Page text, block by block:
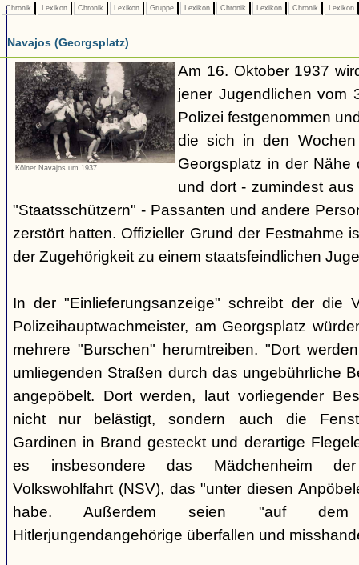
Chronik Lexikon Chronik Lexikon Gruppe Lexikon Chronik Lexikon Chronik Lexikon
Navajos (Georgsplatz)
Kölner Navajos um 1937
Am 16. Oktober 1937
jener Jugendlichen vom
Polizei festgenommen
die sich in den
Georgsplatz in der Nähe
und dort - zumindest
"Staatsschützern" - Passanten und andere
zerstört hatten. Offizieller Grund der Festnahme
der Zugehörigkeit zu einem staatsfeindlichen
In der "Einlieferungsanzeige" schreibt der die
Polizeihauptwachmeister, am Georgsplatz
mehrere "Burschen" herumtreiben. "Dort
umliegenden Straßen durch das ungebührliche
angepöbelt. Dort werden, laut vorliegender
nicht nur belästigt, sondern auch die
Gardinen in Brand gesteckt und derartige
es insbesondere das Mädchenheim der
Volkswohlfahrt (NSV), das "unter diesen
habe. Außerdem seien "auf dem
Hitlerjungendangehörige überfallen und